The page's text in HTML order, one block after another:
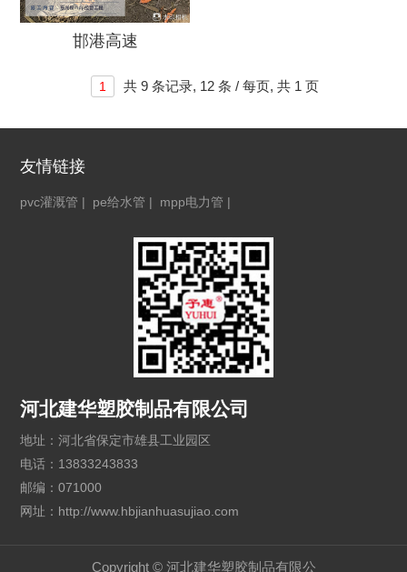
邯港高速
1 共 9 条记录, 12 条 / 每页, 共 1 页
友情链接
pvc灌溉管 | pe给水管 | mpp电力管 |
河北建华塑胶制品有限公司
地址：河北省保定市雄县工业园区
电话：13833243833
邮编：071000
网址：http://www.hbjianhuasujiao.com
Copyright © 河北建华塑胶制品有限公